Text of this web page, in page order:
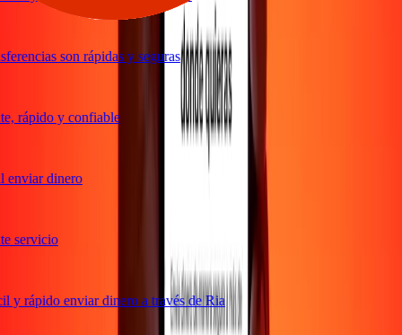
son rápidas y seguras
rápido y confiable
dinero
servicio
rápido enviar dinero a través de Ria